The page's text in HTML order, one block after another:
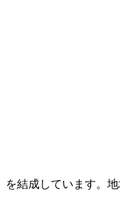
結成しています。